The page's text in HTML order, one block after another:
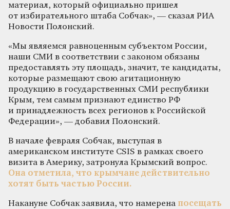
материал, который официально пришел
от избирательного штаба Собчак», — сказал РИА
Новости Полонский.
«Мы являемся равноценным субъектом России,
наши СМИ в соответствии с законом обязаны
предоставлять эту площадь, значит, те кандидаты,
которые размещают свою агитационную
продукцию в государственных СМИ республики
Крым, тем самым признают единство РФ
и принадлежность всех регионов к Российской
Федерации», — добавил Полонский.
В начале февраля Собчак, выступая в
американском институте CSIS в рамках своего
визита в Америку, затронула Крымский вопрос.
Она отметила, что крымчане действительно
хотят быть частью России.
Накануне Собчак заявила, что намерена посещать